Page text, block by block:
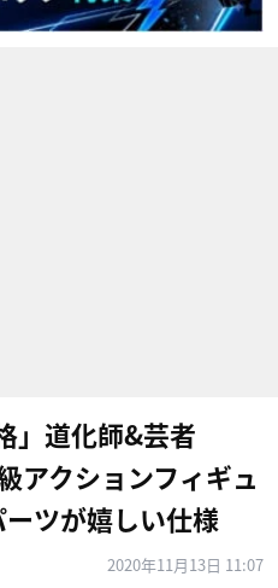
」道化師&芸者
アクションフィギュ
ツが嬉しい仕様
2020年11月13日 11:07